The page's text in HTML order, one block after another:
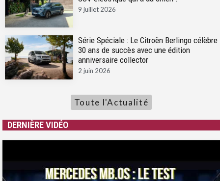
9 juillet 2026
Série Spéciale : Le Citroën Berlingo célèbre
30 ans de succès avec une édition
anniversaire collector
2 juin 2026
Toute l'Actualité
DERNIÈRE VIDÉO